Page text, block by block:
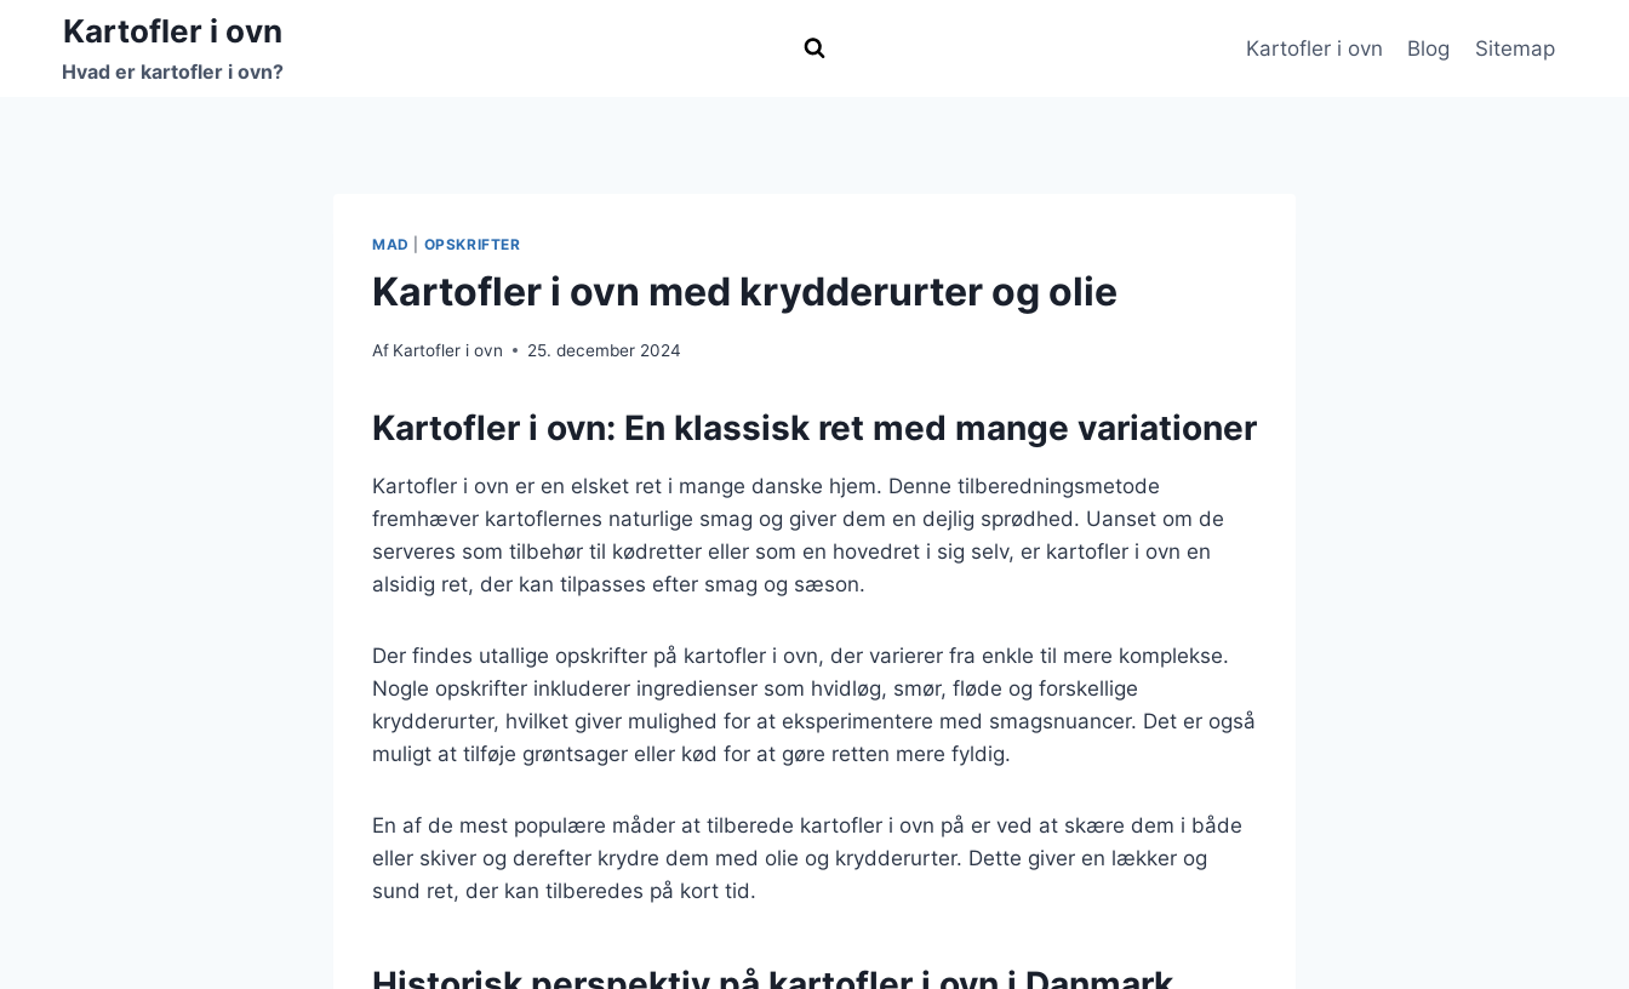
Fortsæt
indhold
Kartofler i ovn
Hvad er kartofler i ovn?
Kartofler i ovn Blog Sitemap
MAD OPSKRIFTER
Kartofler i ovn med krydderurter og olie
Af Kartofler i ovn 25. december 2024
Kartofler i ovn: En klassisk ret med mange variationer
Kartofler i ovn er en elsket ret i mange danske hjem. Denne tilberedningsmetode
fremhæver kartoflernes naturlige smag og giver dem en dejlig sprødhed. Uanset om de
serveres som tilbehør til kødretter eller som en hovedret i sig selv, er kartofler i ovn en
alsidig ret, der kan tilpasses efter smag og sæson.
Der findes utallige opskrifter på kartofler i ovn, der varierer fra enkle til mere komplekse.
Nogle opskrifter inkluderer ingredienser som hvidløg, smør, fløde og forskellige
krydderurter, hvilket giver mulighed for at eksperimentere med smagsnuancer. Det er også
muligt at tilføje grøntsager eller kød for at gøre retten mere fyldig.
En af de mest populære måder at tilberede kartofler i ovn på er ved at skære dem i både
eller skiver og derefter krydre dem med olie og krydderurter. Dette giver en lækker og
sund ret, der kan tilberedes på kort tid.